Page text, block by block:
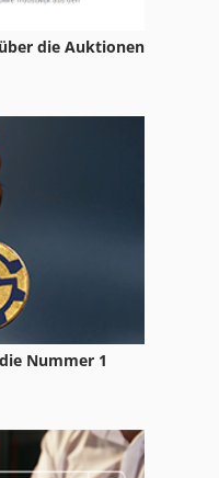
die Auktionen
Nummer 1